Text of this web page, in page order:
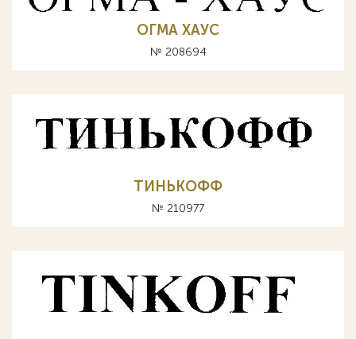
ОГМА ХАУС
№ 208694
ТИНЬКОФФ
№ 210977